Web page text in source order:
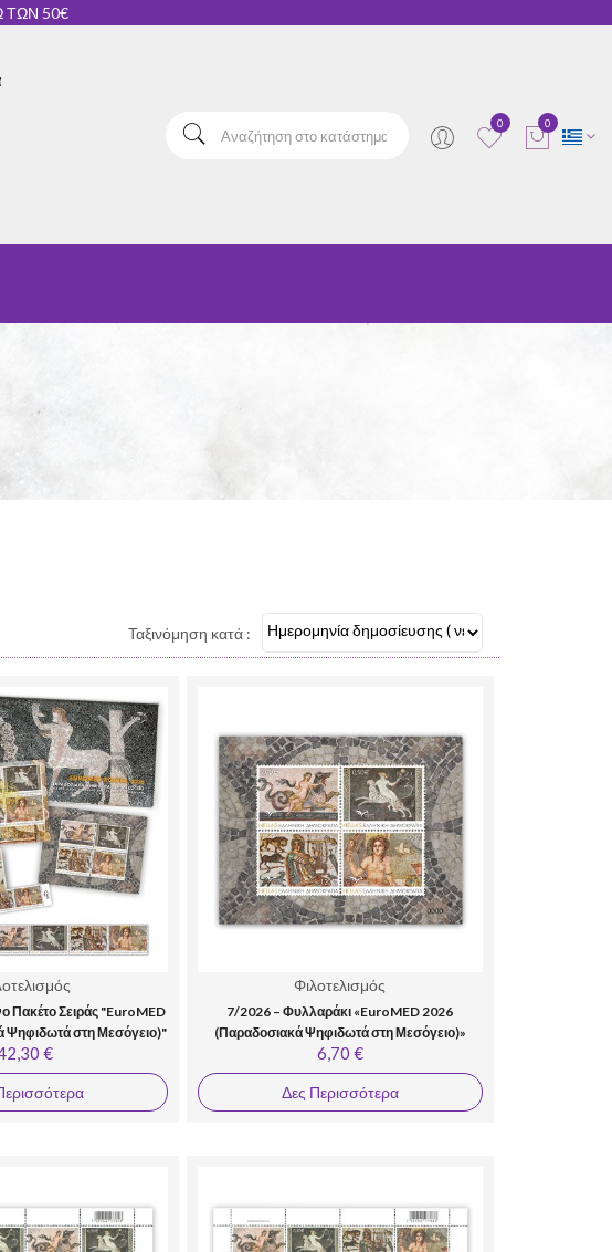
ΤΩΝ 50€
elta 0 0
Ταξινόμηση κατά :
Πακέτο Σειράς "EuroMED
Ψηφιδωτά στη Μεσόγειο)"
€
Φιλοτελισμός
7/2026 – Φυλλαράκι «EuroMED 2026
(Παραδοσιακά Ψηφιδωτά στη Μεσόγειο)»
6,70 €
Δες Περισσότερα